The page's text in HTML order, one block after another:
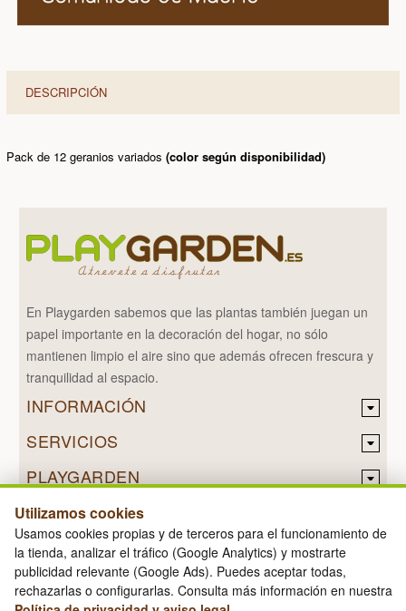
DESCRIPCIÓN
Pack de 12 geranios variados (color según disponibilidad)
En Playgarden sabemos que las plantas también juegan un
papel importante en la decoración del hogar, no sólo
mantienen limpio el aire sino que además ofrecen frescura y
tranquilidad al espacio.
INFORMACIÓN
SERVICIOS
PLAYGARDEN
Diseñado por Nerade
PLAYGARDEN © 2026
Utilizamos cookies
Usamos cookies propias y de terceros para el funcionamiento de
la tienda, analizar el tráfico (Google Analytics) y mostrarte
publicidad relevante (Google Ads). Puedes aceptar todas,
rechazarlas o configurarlas. Consulta más información en nuestra